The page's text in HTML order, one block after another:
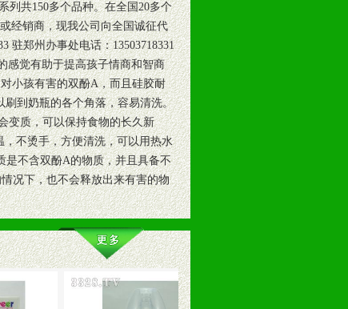
列共150多个品种。在全国20多个
经销商，现我公司向全国诚征代
驻郑州办事处电话：13503718331
感觉有助于提高孩子情商和智商
小孩有害的双酚A，而且硅胶耐
到奶瓶的各个角落，容易清洗。
变质，可以保持食物的长久新
不烫手，方便清洗，可以用热水
是不含双酚A的物质，并且具备不
况下，也不会释放出来有害的物